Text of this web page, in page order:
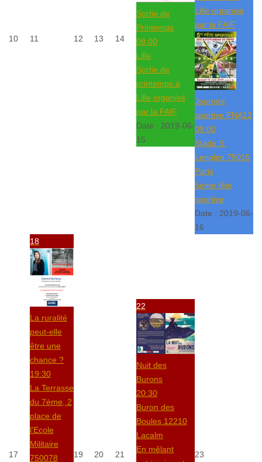
10 11 12 13 14
Sortie de
Printemps
08:00
Lille
Sortie de
printemps à
Lille organisé
par la FAIF
Date : 2019-06-
15
Lille organisé
par la FAIF
Journée
sportive FNA12
09:00
Stade S.
Lenglen 75015
Paris
5ème fête
sportive
Date : 2019-06-
16
17
18
La ruralité
peut-elle
être une
chance ?
19:30
La Terrasse
du 7ème, 2
place de
l'Ecole
Militaire
750078
19 20 21
22
Nuit des
Burons
20:30
Buron des
Boules 12210
Lacalm
En mêlant
23